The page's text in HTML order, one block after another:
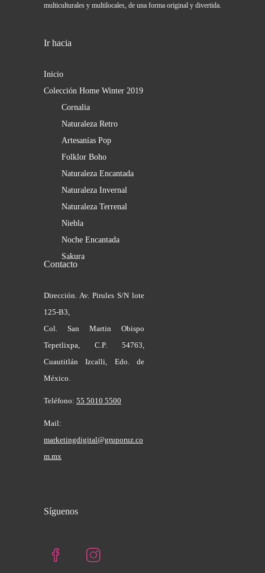
multiculturales y multilocales, de una forma original y divertida.
Ir hacia
Inicio
Colección Home Winter 2019
Cornalia
Naturaleza Retro
Artesanías Pop
Folklor Boho
Naturaleza Encantada
Naturaleza Invernal
Naturaleza Terrenal
Niebla
Noche Encantada
Sakura
Contacto
Dirección. Av. Pirules S/N lote
125-B3,
Col. San Martin Obispo
Tepetlixpa, C.P. 54763,
Cuautitlán Izcalli, Edo. de
México.
Teléfono: 55 5010 5500
Mail:
marketingdigital@gruporuz.co
m.mx
Síguenos